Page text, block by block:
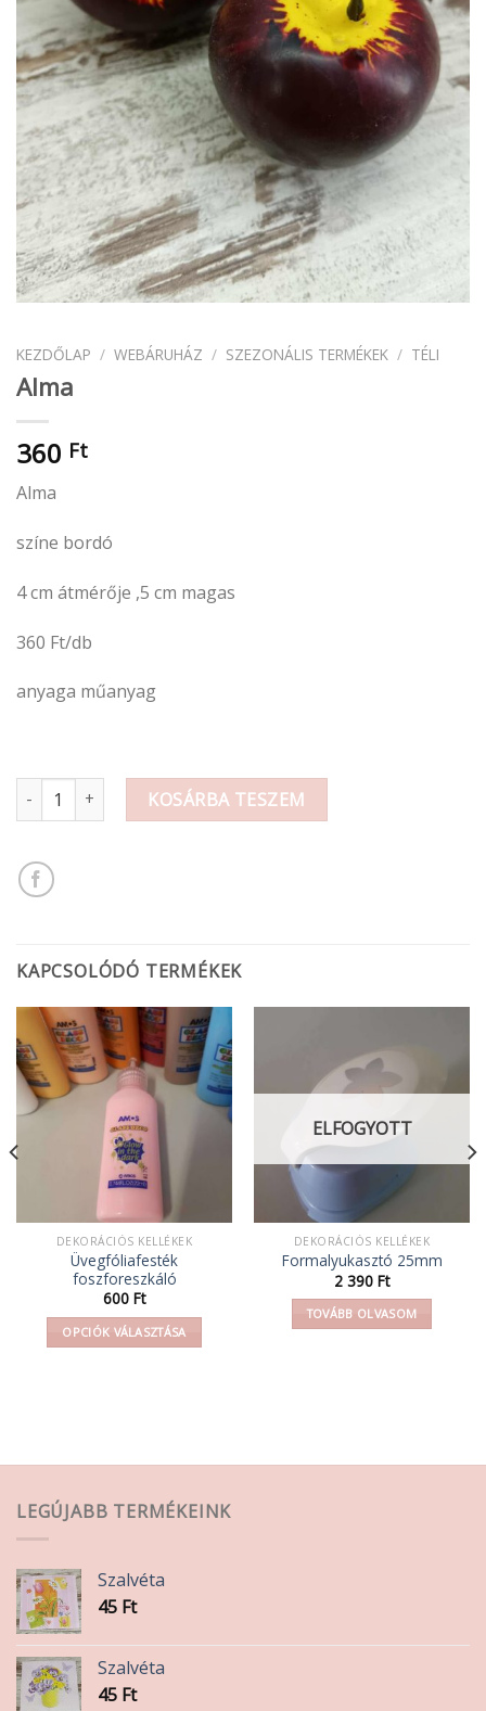
KEZDŐLAP / WEBÁRUHÁZ / SZEZONÁLIS TERMÉKEK / TÉLI
Alma
360 Ft
Alma
színe bordó
4 cm átmérője ,5 cm magas
360 Ft/db
anyaga műanyag
Alma mennyiség KOSÁRBA TESZEM
KAPCSOLÓDÓ TERMÉKEK
DEKORÁCIÓS KELLÉKEK
Üvegfóliafesték
foszforeszkáló
600 Ft
OPCIÓK VÁLASZTÁSA
van.
változatok
választhatók
ki
ELFOGYOTT
DEKORÁCIÓS KELLÉKEK
Formalyukasztó 25mm
2 390 Ft
TOVÁBB OLVASOM
LEGÚJABB TERMÉKEINK
Szalvéta
45 Ft
Szalvéta
45 Ft